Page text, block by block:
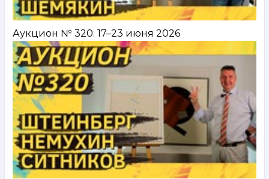
Аукцион № 320. 17–23 июня 2026